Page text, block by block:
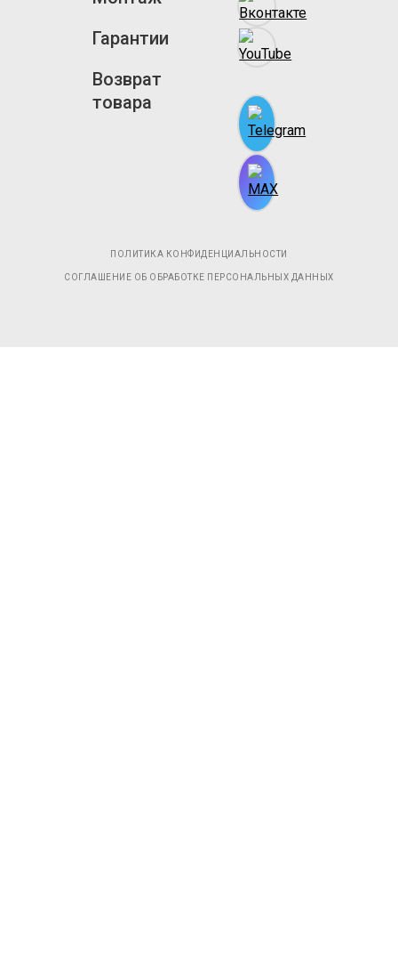
Гарантии
Возврат
товара
ПОЛИТИКА КОНФИДЕНЦИАЛЬНОСТИ
СОГЛАШЕНИЕ ОБ ОБРАБОТКЕ ПЕРСОНАЛЬНЫХ ДАННЫХ